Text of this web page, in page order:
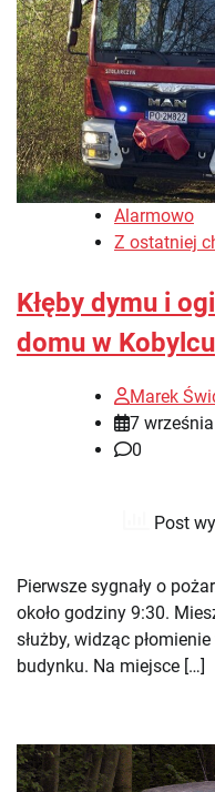
Alarmowo
Z ostatniej
Kłęby dymu i
domu w Kobylcu
Marek
7
0
Post
Pierwsze sygnały o
około godziny 9:30.
służby, widząc
budynku. Na miejsce […]